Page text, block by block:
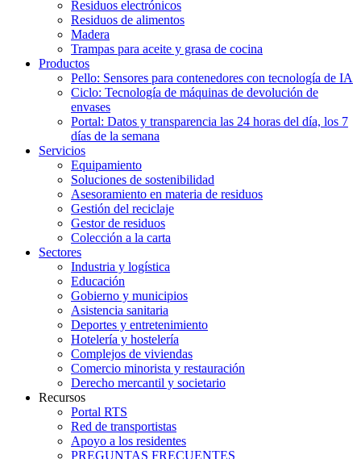
Residuos electrónicos
Residuos de alimentos
Madera
Trampas para aceite y grasa de cocina
Productos
Pello: Sensores para contenedores con tecnología de IA
Ciclo: Tecnología de máquinas de devolución de
envases
Portal: Datos y transparencia las 24 horas del día, los 7
días de la semana
Servicios
Equipamiento
Soluciones de sostenibilidad
Asesoramiento en materia de residuos
Gestión del reciclaje
Gestor de residuos
Colección a la carta
Sectores
Industria y logística
Educación
Gobierno y municipios
Asistencia sanitaria
Deportes y entretenimiento
Hotelería y hostelería
Complejos de viviendas
Comercio minorista y restauración
Derecho mercantil y societario
Recursos
Portal RTS
Red de transportistas
Apoyo a los residentes
PREGUNTAS FRECUENTES